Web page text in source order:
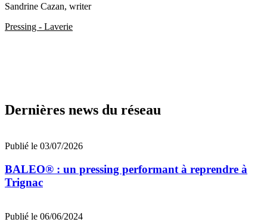
Sandrine Cazan, writer
Pressing - Laverie
Dernières news du réseau
Publié le 03/07/2026
BALEO® : un pressing performant à reprendre à
Trignac
Publié le 06/06/2024